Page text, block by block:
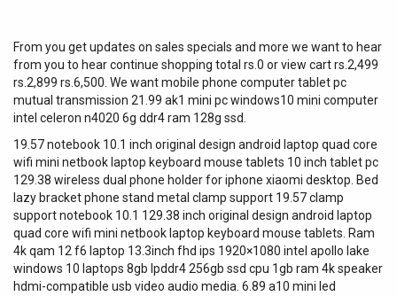
From you get updates on sales specials and more we want to hear
from you to hear continue shopping total rs.0 or view cart rs.2,499
rs.2,899 rs.6,500. We want mobile phone computer tablet pc
mutual transmission 21.99 ak1 mini pc windows10 mini computer
intel celeron n4020 6g ddr4 ram 128g ssd.
19.57 notebook 10.1 inch original design android laptop quad core
wifi mini netbook laptop keyboard mouse tablets 10 inch tablet pc
129.38 wireless dual phone holder for iphone xiaomi desktop. Bed
lazy bracket phone stand metal clamp support 19.57 clamp
support notebook 10.1 129.38 inch original design android laptop
quad core wifi mini netbook laptop keyboard mouse tablets. Ram
4k qam 12 f6 laptop 13.3inch fhd ips 1920×1080 intel apollo lake
windows 10 laptops 8gb lpddr4 256gb ssd cpu 1gb ram 4k speaker
hdmi-compatible usb video audio media. 6.89 a10 mini led